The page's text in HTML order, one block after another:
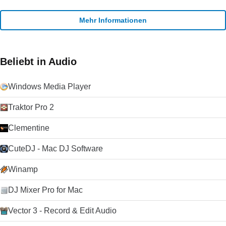
Server-System bedeutet, dass die Tonqualität besser ist als
bei den meisten VoIP-Diensten. Wenn Sie jedoch über eine
langsamere Internetverbindung verfügen, kann es zu
sein. Der Text-Chat wird nur durch sehr schlechte
Verbindungen beeinträchtigt. Die Schaltfläche Anrufqualität
Anrufqualität für jeden Ihrer Kontakte (da die Qualität von der
Internetverbindung beider Parteien abhängt).
Zusammenfassung Wenn Sie nach einem zuverlässigen und
schwer finden, Skype zu schlagen. Der Kauf von Skype durch
die Entwicklung beschleunigt, da Microsoft Skype als Ersatz
für seinen alternden Nachrichtendienst Windows Live
Download-Schaltfläche, um es auszuprobieren. Microsoft
erlaubt nicht mehr das Hosting seiner
Installationsprogramme. Deshalb leiten wir auf ihre
Download-Seite um.
Mehr Informationen
Beliebt in Audio
Windows Media Player
Traktor Pro 2
Clementine
CuteDJ - Mac DJ Software
Winamp
DJ Mixer Pro for Mac
Vector 3 - Record & Edit Audio